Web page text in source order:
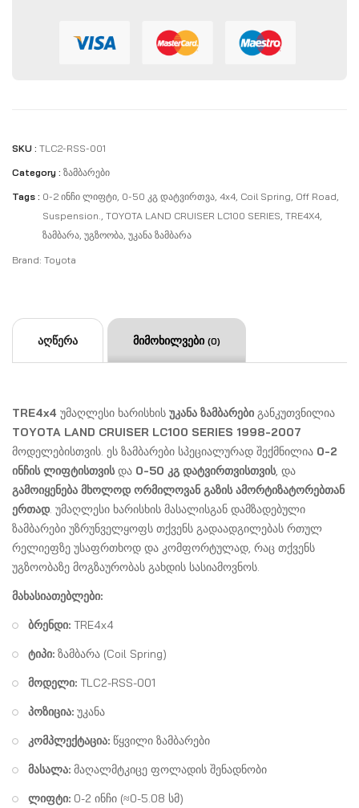
SKU : TLC2-RSS-001
Category : Ზამბარები
Tags : 0-2 Ინჩი Ლიფტი, 0-50 Კგ Დატვირთვა, 4x4, Coil Spring, Off Road,
Suspension., TOYOTA LAND CRUISER LC100 SERIES, TRE4X4,
Ზამბარა, Უგზოობა, Უკანა Ზამბარა
Brand: Toyota
აღწერა მიმოხილვები (0)
TRE4x4 უმაღლესი ხარისხის უკანა ზამბარები განკუთვნილია
TOYOTA LAND CRUISER LC100 SERIES 1998-2007
მოდელებისთვის. ეს ზამბარები სპეციალურად შექმნილია 0-2
ინჩის ლიფტისთვისდა 0-50 კგ დატვირთვისთვის, და
გამოიყენება მხოლოდ ორმილოვან გაზის ამორტიზატორებთან
ერთად. უმაღლესი ხარისხის მასალისგან დამზადებული
ზამბარები უზრუნველყოფს თქვენს გადაადგილებას რთულ
რელიეფზე უსაფრთხოდ და კომფორტულად, რაც თქვენს
უგზოობაზე მოგზაურობას გახდის სასიამოვნოს.
მახასიათებლები:
ბრენდი: TRE4x4
ტიპი: ზამბარა (Coil Spring)
მოდელი: TLC2-RSS-001
პოზიცია: უკანა
კომპლექტაცია: წყვილი ზამბარები
მასალა: მაღალმტკიცე ფოლადის შენადნობი
ლიფტი: 0-2 ინჩი (≈0-5.08 სმ)